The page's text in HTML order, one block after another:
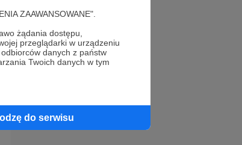
ZAAWANSOWANE".
żądania dostępu,
przeglądarki w urządzeniu
danych z państw
Twoich danych w tym
do serwisu